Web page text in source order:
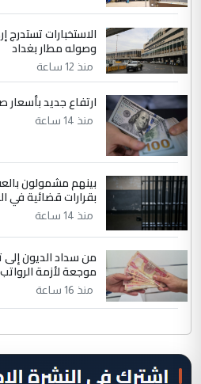
الاستخبارات تستدرج
وصوله مطار بغداد
منذ 12 ساعة
ارتفاع جديد بأسعار
منذ 14 ساعة
بقرارات قضائية في
منذ 14 ساعة
من سداد الديون إلى
موجعة لأزمة
منذ 16 ساعة